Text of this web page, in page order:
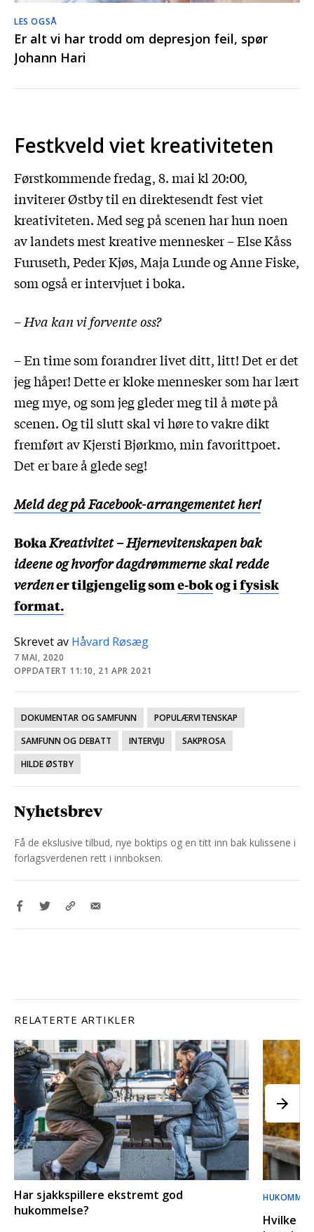
Skrevet av Håvard Røsæg
7 MAI, 2020
OPPDATERT 11:10, 21 APR 2021
DOKUMENTAR OG SAMFUNN
POPULÆRVITENSKAP
SAMFUNN OG DEBATT
INTERVJU
SAKPROSA
HILDE ØSTBY
Nyhetsbrev
Få de ekslusive tilbud, nye boktips og en titt inn bak kulissene i
forlagsverdenen rett i innboksen.
LES OGSÅ
Er alt vi har trodd om depresjon feil, spør
Johann Hari
Festkveld viet kreativiteten
Førstkommende fredag, 8. mai kl 20:00,
inviterer Østby til en direktesendt fest viet
kreativiteten. Med seg på scenen har hun noen
av landets mest kreative mennesker – Else Kåss
Furuseth, Peder Kjøs, Maja Lunde og Anne Fiske,
som også er intervjuet i boka.
– Hva kan vi forvente oss?
– En time som forandrer livet ditt, litt! Det er det
jeg håper! Dette er kloke mennesker som har lært
meg mye, og som jeg gleder meg til å møte på
scenen. Og til slutt skal vi høre to vakre dikt
fremført av Kjersti Bjørkmo, min favorittpoet.
Det er bare å glede seg!
Meld deg på Facebook-arrangementet her!
BokaKreativitet – Hjernevitenskapen bak
ideene og hvorfor dagdrømmerne skal redde
verdener tilgjengelig some-bokog ifysisk
format.
RELATERTE ARTIKLER
Har sjakkspillere ekstremt god
hukommelse?
Hvilke